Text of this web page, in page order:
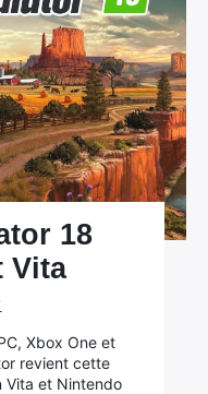
18
Vita
Xbox One et
revient cette
Vita et Nintendo